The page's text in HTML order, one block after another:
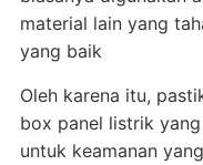
material lain yang
yang baik
Oleh karena itu,
box panel listrik
untuk keamanan